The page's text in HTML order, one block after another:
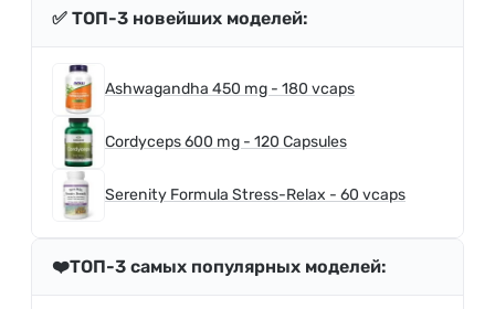
✅ ТОП-3 новейших моделей:
Ashwagandha 450 mg - 180 vcaps
Cordyceps 600 mg - 120 Capsules
Serenity Formula Stress-Relax - 60 vcaps
❤️ТОП-3 самых популярных моделей: